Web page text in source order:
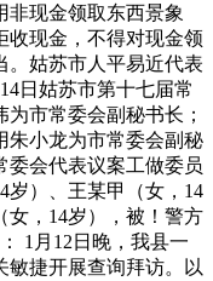
非现金领取东西景象
收现金，不得对现金领
。姑苏市人平易近代表
日姑苏市第十七届常
市常委会副秘书长；
朱小龙为市常委会副秘
委会代表议案工做委员
岁）、王某甲（女，14
女，14岁），被！警方
1月12日晚，我县一
敏捷开展查询拜访。以